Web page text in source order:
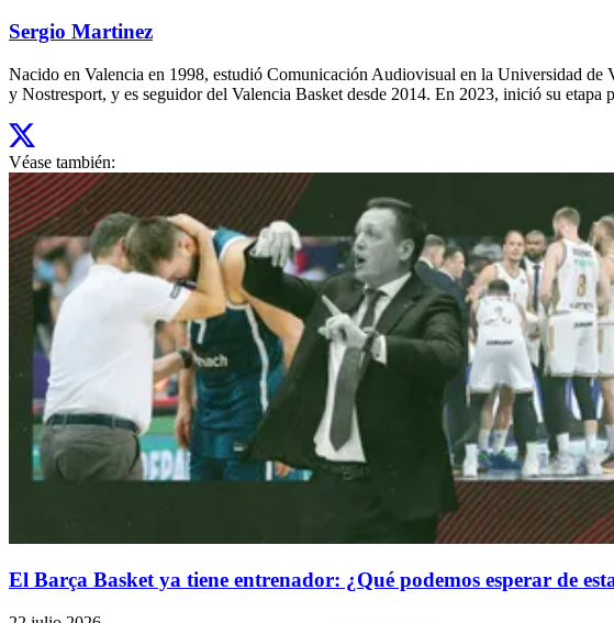
Sergio Martinez
Nacido en Valencia en 1998, estudió Comunicación Audiovisual en la Universidad
y Nostresport, y es seguidor del Valencia Basket desde 2014. En 2023, inició su
Véase también:
El Barça Basket ya tiene entrenador: ¿Qué podemos esperar de